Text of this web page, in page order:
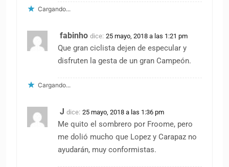
Cargando...
fabinho dice: 25 mayo, 2018 a las 1:21 pm
Que gran ciclista dejen de especular y
disfruten la gesta de un gran Campeón.
Cargando...
J dice: 25 mayo, 2018 a las 1:36 pm
Me quito el sombrero por Froome, pero
me dolió mucho que Lopez y Carapaz no
ayudarán, muy conformistas.